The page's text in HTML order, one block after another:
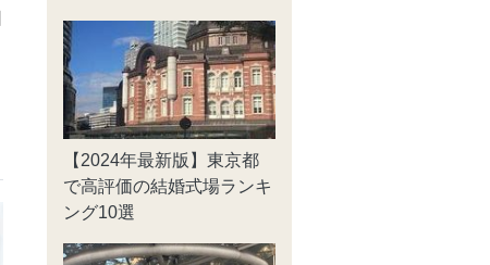
【2024年最新版】東京都
で高評価の結婚式場ランキ
ング10選